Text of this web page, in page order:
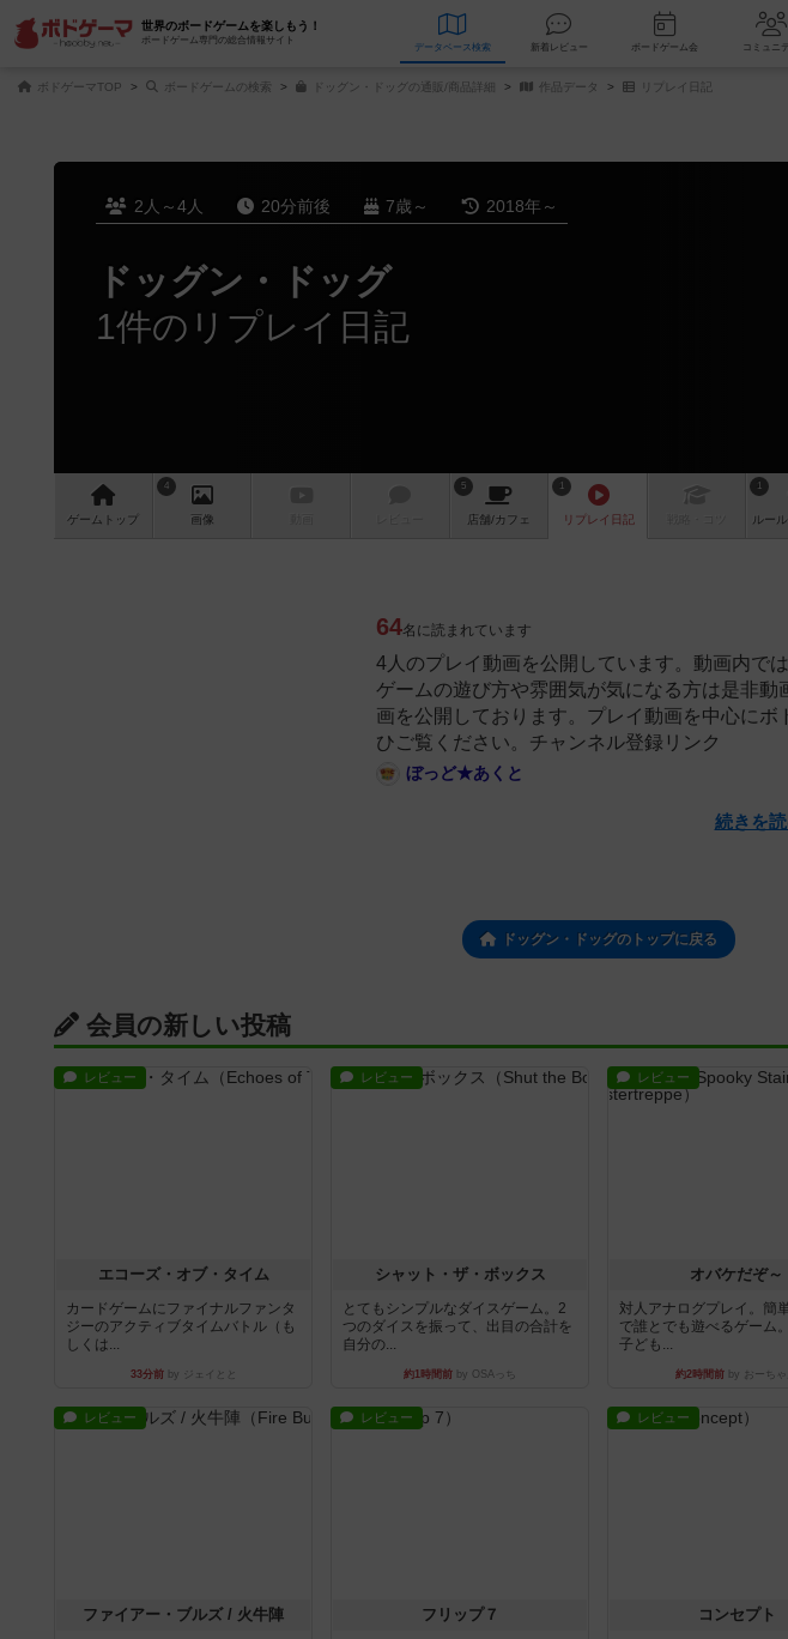
世界のボードゲームを楽しもう！
ボードゲーム専門の総合情報サイト
データベース 検索 新着レビュー ボードゲーム会
ボドゲーマTOP ボードゲームの検索 ドッグン・ドッグの通販/商品詳細 作品データ リプレイ日記
2人～4人 20分前後 7歳～ 2018年～
ドッグン・ドッグ
1件のリプレイ日記
ゲーム トップ
4
画像
5
店舗/カフェ
1
リプレイ 日記
1
ルール
64名に読まれています
4人のプレイ動画を公開しています。動画内で
ゲームの遊び方や雰囲気が気になる方は是非
画を公開しております。プレイ動画を中心に
ひご覧ください。チャンネル登録リンク
ぼっど★あくと
続きを
ドッグン・ドッグのトップに戻る
会員の新しい投稿
レビュー
エコーズ・オブ・タイム
カードゲームにファイナルファンタ
ジーのアクティブタイムバトル（も
しくは...
33分前by ジェイとと
レビュー
シャット・ザ・ボックス
とてもシンプルなダイスゲーム。2
つのダイスを振って、出目の合計を
自分の...
約1時間前 by OSAっち
レビュー
オバケだぞ～
対人アナログプレイ。簡
で誰とでも遊べるゲーム
子ども...
約2時間前 by おーちゃ
レビュー
ファイアー・ブルズ / 火牛陣
レビュー
フリップ７
レビュー
コンセプト